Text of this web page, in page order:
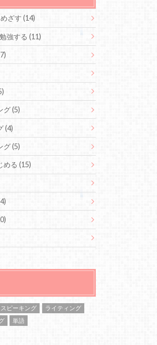
めざす(14)
強する(11)
グ(5)
(4)
グ(5)
める (15)
スピーキング
ライティング
単語